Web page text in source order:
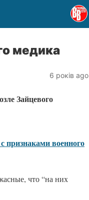
медика
6 років ago
Зайцевого
признаками военного
что “на них